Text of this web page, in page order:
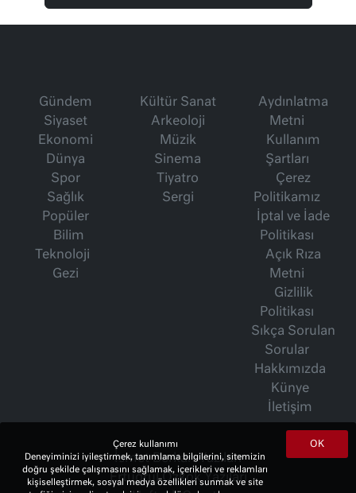
Gündem
Siyaset
Ekonomi
Dünya
Spor
Sağlık
Popüler
Bilim
Teknoloji
Gezi
Kültür Sanat
Arkeoloji
Müzik
Sinema
Tiyatro
Sergi
Aydınlatma
Metni
Kullanım
Şartları
Çerez
Politikamız
İptal ve İade
Politikası
Açık Rıza
Metni
Gizlilik
Politikası
Sıkça Sorulan
Sorular
Hakkımızda
Künye
İletişim
İsmet Berkan Yazıları
Ertuğrul Özkök Yazıları
OK
Çerez kullanımı
Deneyiminizi iyileştirmek, tanımlama bilgilerini, sitemizin
doğru şekilde çalışmasını sağlamak, içerikleri ve reklamları
kişiselleştirmek, sosyal medya özellikleri sunmak ve site